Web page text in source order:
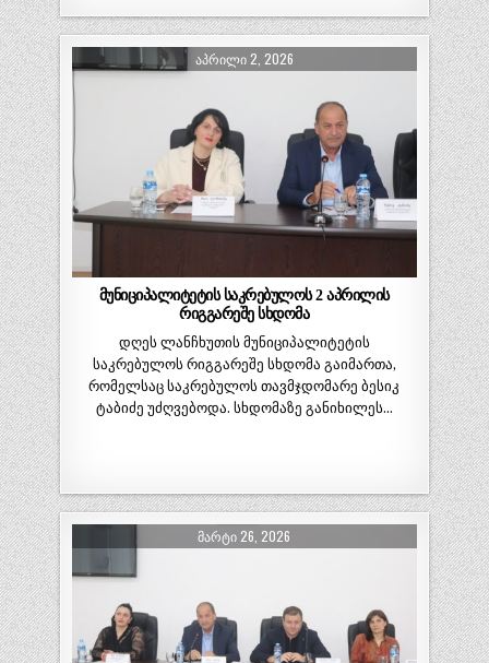
ᲐᲞᲠᲘᲚᲘ 2, 2026
მუნიციპალიტეტის საკრებულოს 2 აპრილის
რიგგარეშე სხდომა
დღეს ლანჩხუთის მუნიციპალიტეტის
საკრებულოს რიგგარეშე სხდომა გაიმართა,
რომელსაც საკრებულოს თავმჯდომარე ბესიკ
ტაბიძე უძღვებოდა. სხდომაზე განიხილეს…
ᲛᲐᲠᲢᲘ 26, 2026